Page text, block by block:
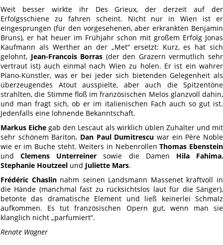
Weit besser wirkte ihr Des Grieux, der derzeit auf der
Erfolgsschiene zu fahren scheint. Nicht nur in Wien ist er
eingesprungen (für den vorgesehenen, aber erkrankten Benjamin
Bruns), er hat heuer im Frühjahr schon mit großem Erfolg Jonas
Kaufmann als Werther an der „Met“ ersetzt: Kurz, es hat sich
gelohnt, Jean-Francois Borras (der den Grazern vermutlich sehr
vertraut ist) auch einmal nach Wien zu holen. Er ist ein wahrer
Piano-Künstler, was er bei jeder sich bietenden Gelegenheit als
überzeugendes Atout ausspielte, aber auch die Spitzentöne
strahlten, die Stimme floß im französischen Melos glanzvoll dahin,
und man fragt sich, ob er im italienischen Fach auch so gut ist.
Jedenfalls eine lohnende Bekanntschaft.
Markus Eiche gab den Lescaut als wirklich üblen Zuhälter und mit
sehr schönem Bariton, Dan Paul Dumitrescu war ein Père Noble
wie er im Buche steht. Weiters in NebenrollenThomas Ebenstein
undClemens Unterreiner sowie die Damen Hila Fahima,
Stephanie Houtzeel und Juliette Mars.
Frédéric Chaslinnahm seinen Landsmann Massenet kraftvoll in
die Hände (manchmal fast zu rücksichtslos laut für die Sänger),
betonte das dramatische Element und ließ keinerlei Schmalz
aufkommen. Es tut französischen Opern gut, wenn man sie
klanglich nicht „parfumiert“.
Renate Wagner